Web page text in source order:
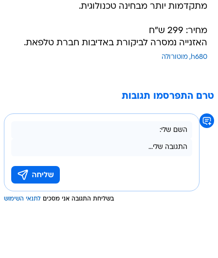
מתקדמות יותר מבחינה טכנולוגית.
מחיר: 299 ש"ח
האזנייה נמסרה לביקורת באדיבות חברת טלפאת.
h680 מוטורולה
טרם התפרסמו תגובות
בשליחת התגובה אני מסכים לתנאי השימוש